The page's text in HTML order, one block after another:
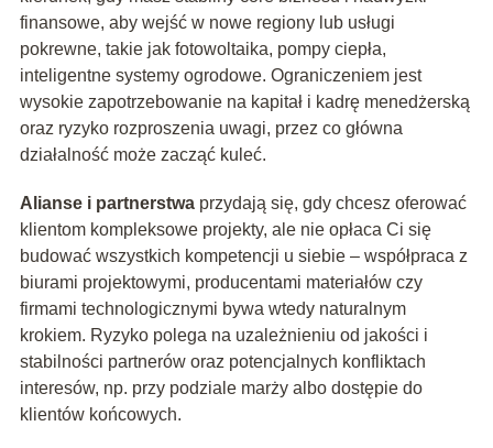
finansowe, aby wejść w nowe regiony lub usługi
pokrewne, takie jak fotowoltaika, pompy ciepła,
inteligentne systemy ogrodowe. Ograniczeniem jest
wysokie zapotrzebowanie na kapitał i kadrę menedżerską
oraz ryzyko rozproszenia uwagi, przez co główna
działalność może zacząć kuleć.
Alianse i partnerstwaprzydają się, gdy chcesz oferować
klientom kompleksowe projekty, ale nie opłaca Ci się
budować wszystkich kompetencji u siebie – współpraca z
biurami projektowymi, producentami materiałów czy
firmami technologicznymi bywa wtedy naturalnym
krokiem. Ryzyko polega na uzależnieniu od jakości i
stabilności partnerów oraz potencjalnych konfliktach
interesów, np. przy podziale marży albo dostępie do
klientów końcowych.